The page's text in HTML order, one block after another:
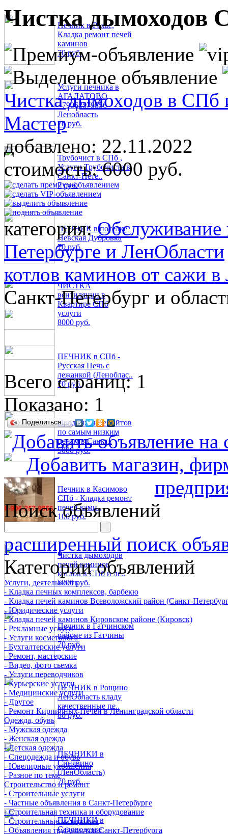
Печник в Рахье,
Кладка ремонт печей
каминов
70 руб.
Услуги печника в
АГАЛАТОВО
+79062579856
Ленобласть
70 руб.
Трубочист в СПб ,
Услуги Трубочиста в
Санкт-Пете..
7 руб.
ПЕЧНИК в поселке
Невская Дубровка
70 руб.
ЧИСТКА
вентиляции в
Квартире СПб
услуги
8000 руб.
ПЕЧНИК в СПб -
Русская Печь с
лежанкой (Леноблас..
70 руб.
Продвижение сайтов
по самым низким
ценам в Санкт..
5000 руб.
Печник в Касимово
СПб - Кладка ремонт
печей ками..
100 руб.
Чистка дымоходов
печей каминов
котлов в СПб и ле..
6000 руб.
Печник в Гатчинском
районе из Гатчины
70 руб.
ПЕЧНИК в Рощино
ЛенОбласть кладу
качественные пе..
80 руб.
ПЕЧНИКИ в
Синявино
(ЛенОбласть)
70 руб.
ПЕЧНИКИ в
Садоводстве
Чистка дымоходов
Чистка дымоходов в СПб
Мастер
добавлено: 22.11.2022
стоимость:6000 руб.
категория:Обслуживание
Петербурге и ЛенОбласти
котлов каминов от сажи в
Санкт-Петербург и
Всего страниц: 1
Показано: 1
Поделиться…
Поиск объявлений
расширенный поиск
Категории объявлений
Услуги, деятельность
- Кладка печных комплексов, барбекю
- Кладка печей каминов Всеволожский район (Санкт-
- Юридические услуги
- Кладка печей каминов Кировском районе (Кировск)
- Рекламные услуги
- Услуги косметолога
- Бухгалтерские услуги
- Ремонт, мастерские
- Видео, фото сьемка
- Услуги переводчиков
- Курьерские услуги
- Медицинские услуги
- Другое
- Ремонт Кирпичных Печей в Ленинградской области
Одежда, обувь
- Мужская одежда
- Женская одежда
- Детская одежда
- Спецодежда и обувь
- Ювелирные украшения
- Разное по теме
Строительство и ремонт
- Строительные услуги
- Частные объявления в Санкт-Петербурге
- Строительная техника и оборудование
- Строительные материалы
- Объявления трубочистов Санкт-Петербурга